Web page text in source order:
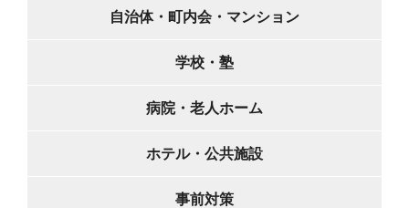
自治体・町内会・マンション
学校・塾
病院・老人ホーム
ホテル・公共施設
事前対策